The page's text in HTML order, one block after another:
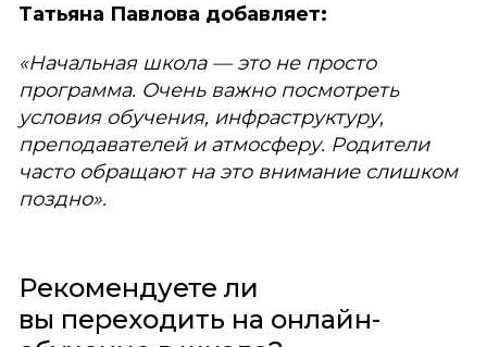
Татьяна Павлова добавляет:
«Начальная школа — это не просто
программа. Очень важно посмотреть
условия обучения, инфраструктуру,
преподавателей и атмосферу. Родители
часто обращают на это внимание слишком
поздно».
Рекомендуете ли
вы переходить на онлайн-